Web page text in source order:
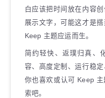
白应该把时间放在内容
展示文字，可能这才是
Keep 主题应运而生。
简约轻快、返璞归真、
容、高度定制、运行稳
你也喜欢或认可 Keep
索吧。